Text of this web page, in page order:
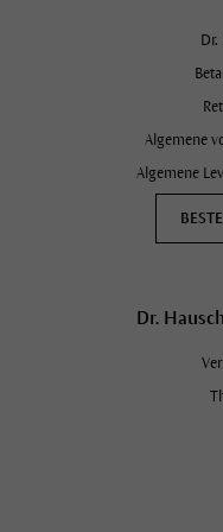
Algemene
Algemene
Dr.
Schrijf je in op
Nieuwsbrief